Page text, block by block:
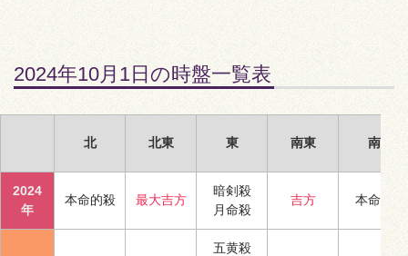
2024年10月1日の時盤一覧表
北 北東 東 南東 南
2024
年
本命的殺 最大吉方
暗剣殺
月命殺
吉方 本命殺
五黄殺